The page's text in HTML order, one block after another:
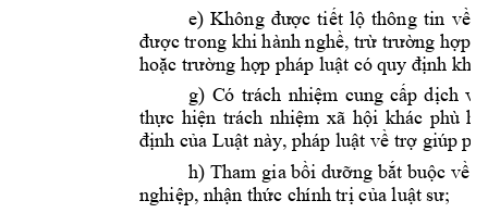
e) Không được tiết lộ thông tin về
được trong khi hành nghề, trừ trường hợp
hoặc trường hợp pháp luật có quy định kh
g) Có trách nhiệm cung cấp dịch
thực hiện trách nhiệm xã hội khác phù
định của Luật này, pháp luật về trợ giúp
h) Tham gia bồi dưỡng bắt buộc về
nghiệp, nhận thức chính trị của luật sư;